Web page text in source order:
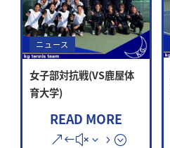
ニュース
女子部対抗戦(VS鹿屋体
育大学)
READ MORE